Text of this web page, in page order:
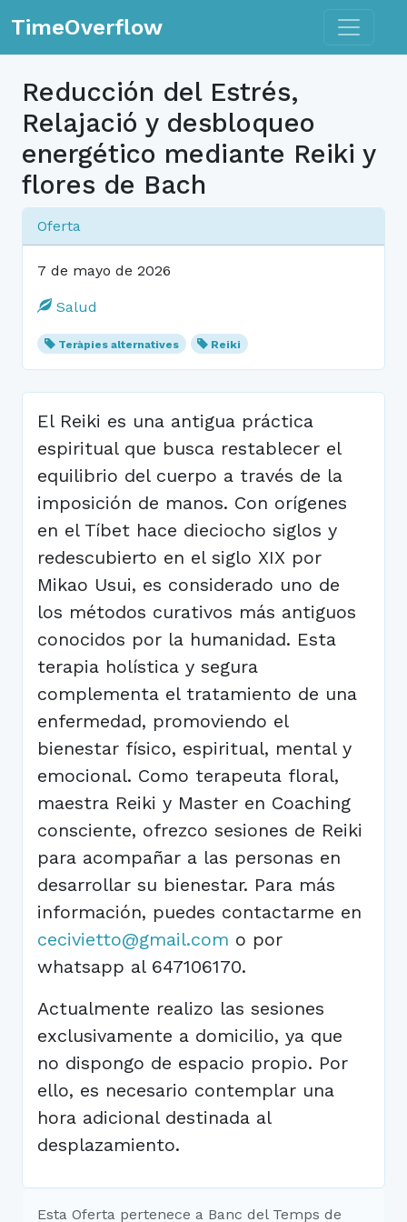
TimeOverflow Toggle
Reducción del Estrés,
Relajació y desbloqueo
energético mediante Reiki y
flores de Bach
Oferta
7 de mayo de 2026
Salud
Teràpies alternatives Reiki
El Reiki es una antigua práctica
espiritual que busca restablecer el
equilibrio del cuerpo a través de la
imposición de manos. Con orígenes
en el Tíbet hace dieciocho siglos y
redescubierto en el siglo XIX por
Mikao Usui, es considerado uno de
los métodos curativos más antiguos
conocidos por la humanidad. Esta
terapia holística y segura
complementa el tratamiento de una
enfermedad, promoviendo el
bienestar físico, espiritual, mental y
emocional. Como terapeuta floral,
maestra Reiki y Master en Coaching
consciente, ofrezco sesiones de Reiki
para acompañar a las personas en
desarrollar su bienestar. Para más
información, puedes contactarme en
cecivietto@gmail.com o por
whatsapp al 647106170.
Actualmente realizo las sesiones
exclusivamente a domicilio, ya que
no dispongo de espacio propio. Por
ello, es necesario contemplar una
hora adicional destinada al
desplazamiento.
Esta Oferta pertenece a Banc del Temps de